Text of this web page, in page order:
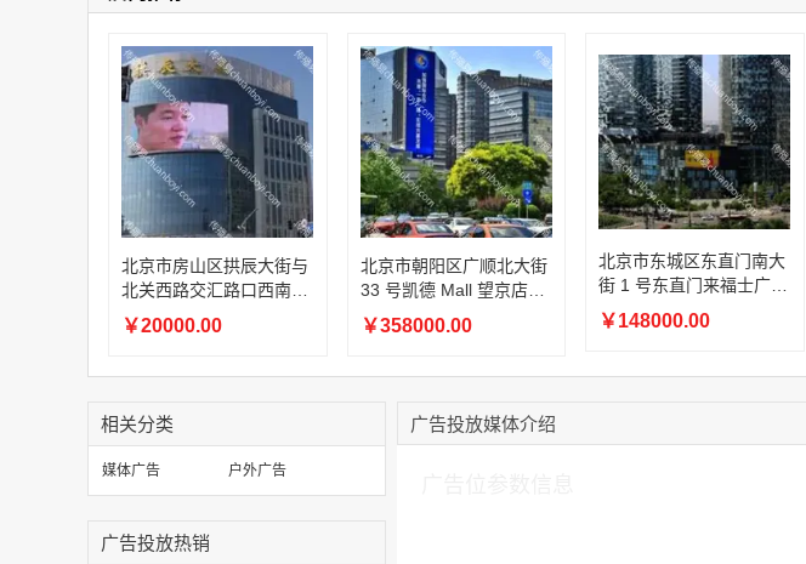
北京市房山区拱辰大街与
北关西路交汇路口西南角
拱辰大厦外立面户外全彩
LED 大屏
￥20000.00
北京市朝阳区广顺北大街
33 号凯德 Mall 望京店商
超外立面朝东户外地标 L
ED 大屏
￥358000.00
北京市东城区东直门南大
街 1 号东直门来福士广场
商超外立面东北朝向户外
LED 大屏
￥148000.00
相关分类
媒体广告 户外广告
广告投放热销
广告投放媒体介绍